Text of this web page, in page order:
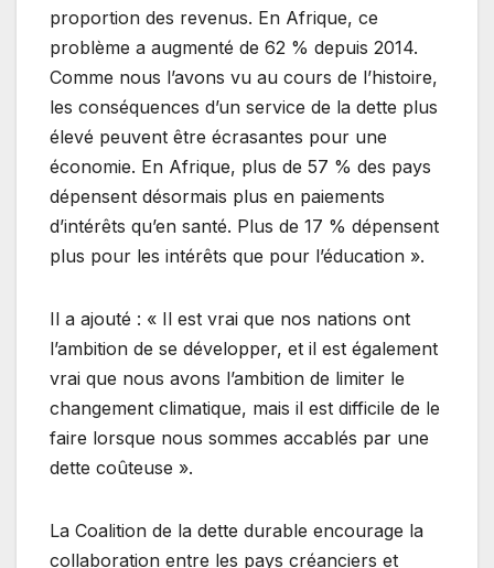
proportion des revenus. En Afrique, ce
problème a augmenté de 62 % depuis 2014.
Comme nous l’avons vu au cours de l’histoire,
les conséquences d’un service de la dette plus
élevé peuvent être écrasantes pour une
économie. En Afrique, plus de 57 % des pays
dépensent désormais plus en paiements
d’intérêts qu’en santé. Plus de 17 % dépensent
plus pour les intérêts que pour l’éducation ».
Il a ajouté : « Il est vrai que nos nations ont
l’ambition de se développer, et il est également
vrai que nous avons l’ambition de limiter le
changement climatique, mais il est difficile de le
faire lorsque nous sommes accablés par une
dette coûteuse ».
La Coalition de la dette durable encourage la
collaboration entre les pays créanciers et